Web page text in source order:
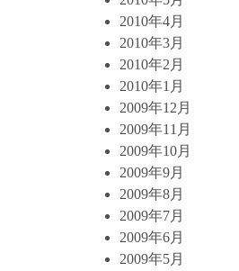
2010年4月
2010年3月
2010年2月
2010年1月
2009年12月
2009年11月
2009年10月
2009年9月
2009年8月
2009年7月
2009年6月
2009年5月